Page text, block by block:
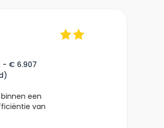
- € 6.907
een
van